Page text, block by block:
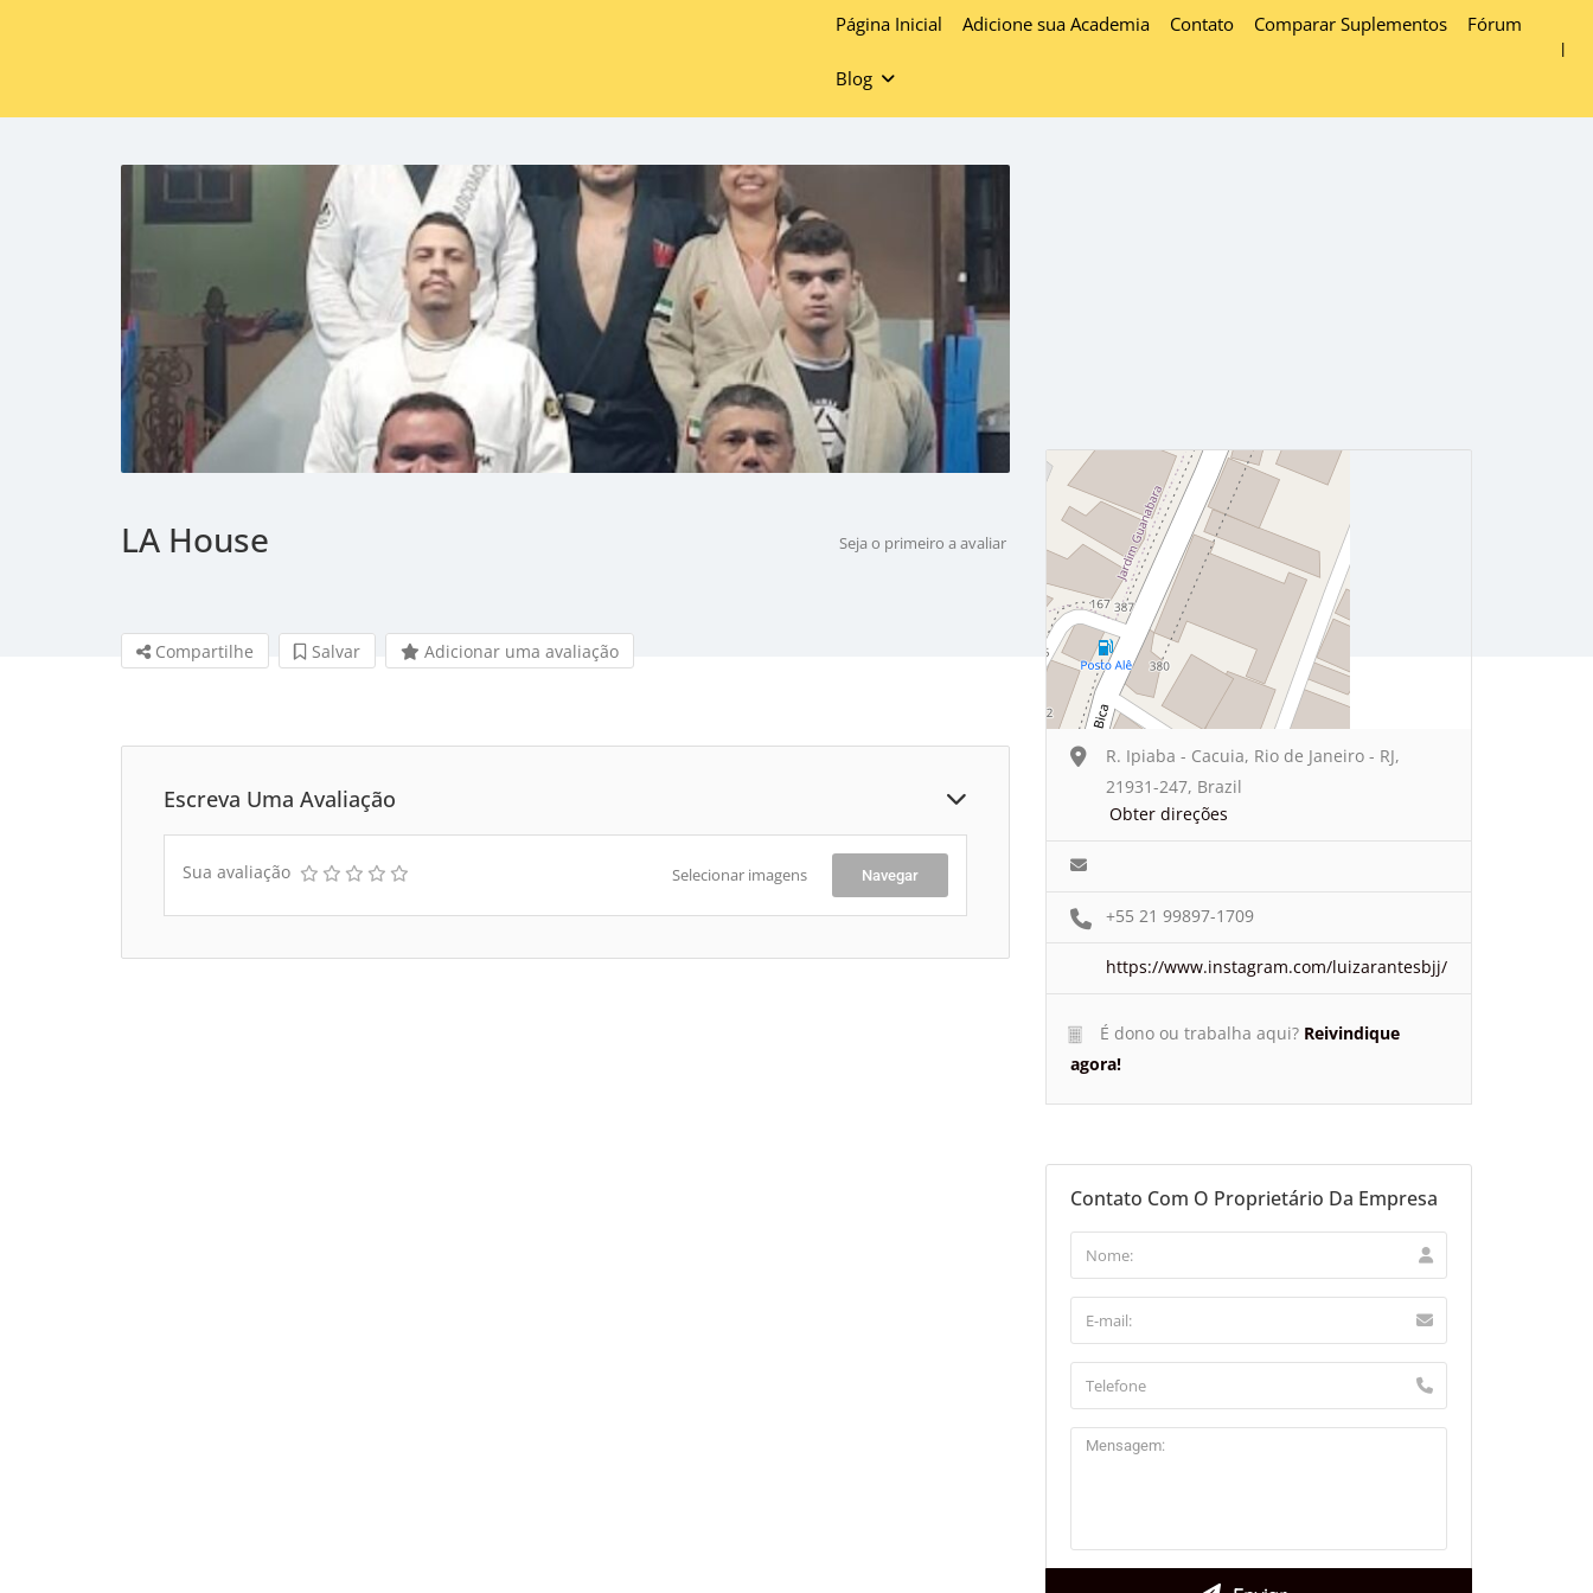
Página Inicial Adicione sua Academia Contato Comparar Suplementos Fórum
Blog
LA House Seja o primeiro a avaliar
Compartilhe Salvar Adicionar uma avaliação
Escreva Uma Avaliação
Sua avaliação Selecionar imagens Navegar
R. Ipiaba - Cacuia, Rio de Janeiro - RJ,
21931-247, Brazil
Obter direções
+55 21 99897-1709
https://www.instagram.com/luizarantesbjj/
É dono ou trabalha aqui? Reivindique
agora!
Contato Com O Proprietário Da Empresa